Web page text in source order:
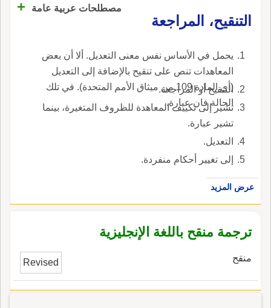
مصطلحات عربية عامة
+
التنقيح، المراجعة
يحمل في الأساس نفس معنى التعديل. ألا أن بعض
المعاهدات تنص على تنقيح بالإضافة إلى التعديل
(أي المادة 109 من ميثاق الأمم المتحدة). في تلك
الحالة فان عبارة.
التنقيح أو المراجعة.
تشير إلى تكييف المعاهدة للظروف المتغيرة، بينما
تشير عبارة.
التعديل.
إلى تغيير أحكام منفردة.
عرض المزيد
ترجمة منقح باللغة الإنجليزية
منقح Revised